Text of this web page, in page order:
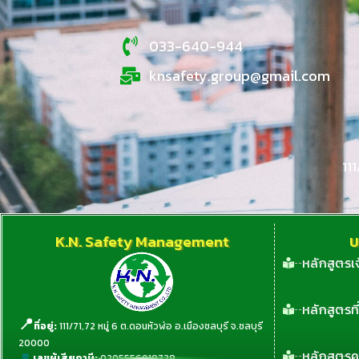
033-640-944
knsafety.group@gmail.com
K.N. Safety Management
📍ที่อยู่:111/71,72 หมู่ 6 ต.ดอนหัวฬ่อ อ.เมืองชลบุรี จ.ชลบุรี
20000
หลักสูตร
หลักสูตร